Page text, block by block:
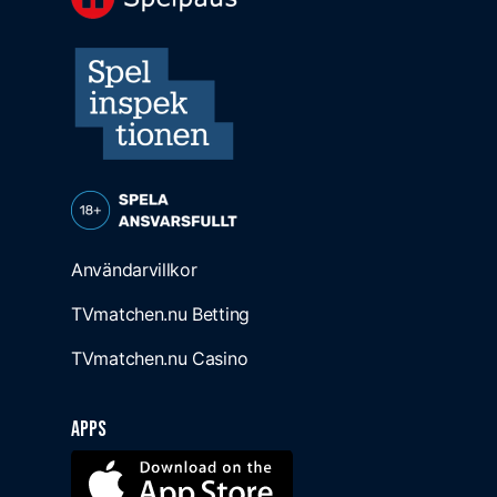
Användarvillkor
TVmatchen.nu Betting
TVmatchen.nu Casino
Apps